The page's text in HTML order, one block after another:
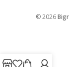
© 2026